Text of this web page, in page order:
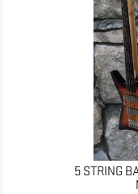
5 STRING